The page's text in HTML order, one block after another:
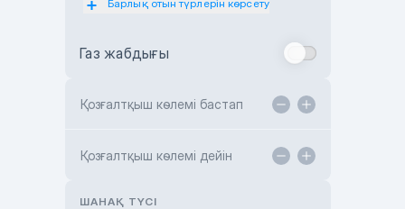
Toyota Astana
TANK Motors Karaganda
Барлық отын түрлерін көрсету
Газ жабдығы
Қозғалтқыш көлемі бастап
Қозғалтқыш көлемі дейін
ШАНАҚ ТҮСІ